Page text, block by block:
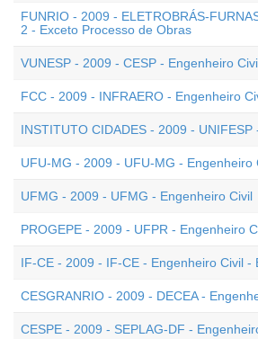
FUNRIO - 2009 - ELETROBRÁS-
2 - Exceto Processo de Obras
VUNESP - 2009 - CESP - Engenheiro
FCC - 2009 - INFRAERO - Engenheiro
INSTITUTO CIDADES - 2009 -
UFU-MG - 2009 - UFU-MG - Engenheiro
UFMG - 2009 - UFMG - Engenheiro Civil
PROGEPE - 2009 - UFPR - Engenheiro
IF-CE - 2009 - IF-CE - Engenheiro Civil -
CESGRANRIO - 2009 - DECEA -
CESPE - 2009 - SEPLAG-DF -